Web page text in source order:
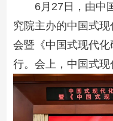
6月27日，由中国
究院主办的中国式
会暨《中国式现代
行。会上，中国式现